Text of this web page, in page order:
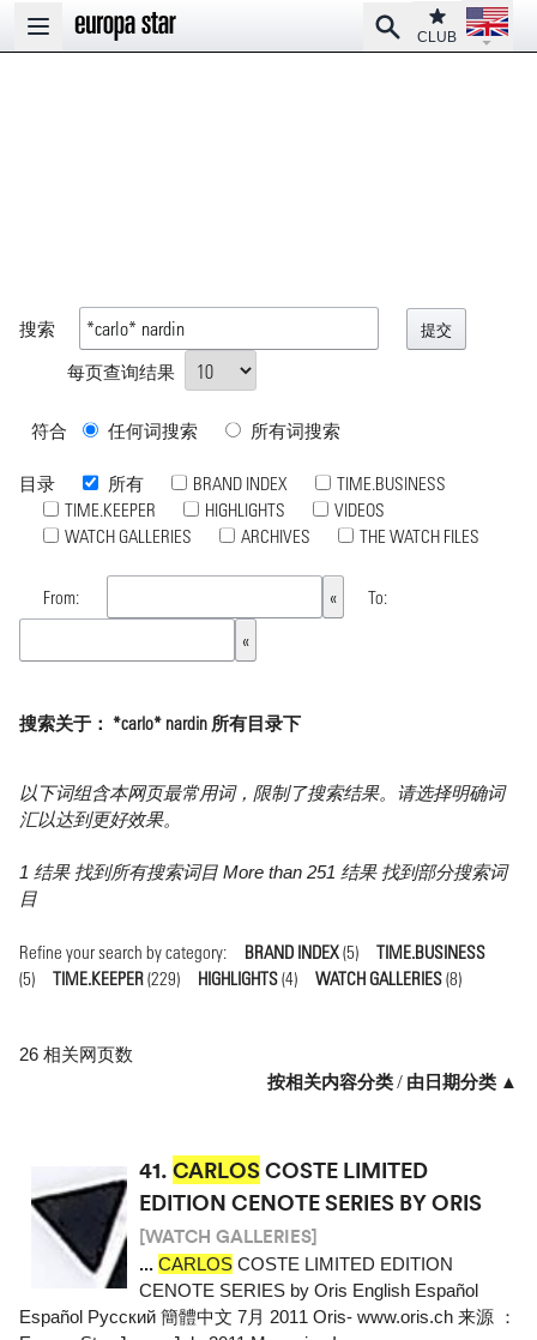
Open main menu
SearchClub
CLUB
Open
搜索
每页查询结果
符合 任何词搜索 所有词搜索
目录 所有 BRAND INDEX
TIME.BUSINESS
TIME.KEEPER
HIGHLIGHTS
VIDEOS
WATCH GALLERIES
ARCHIVES THE WATCH FILES
From: To:
搜索关于： *carlo* nardin 所有目录下
以下词组含本网页最常用词，限制了搜索结果。请选择明确词
汇以达到更好效果。
1 结果 找到所有搜索词目 More than 251 结果 找到部分搜索词
目
Refine your search by category: BRAND INDEX(5)
TIME.BUSINESS
(5)
TIME.KEEPER(229) HIGHLIGHTS(4) WATCH GALLERIES(8)
26 相关网页数
按相关内容分类/ 由日期分类 ▲
41. CARLOSCOSTE LIMITED
EDITION CENOTE SERIES BY ORIS
[WATCH GALLERIES]
... CARLOS COSTE LIMITED EDITION
CENOTE SERIES by Oris English Español
Español Pусский 簡體中文 7月 2011 Oris- www.oris.ch 来源 ：